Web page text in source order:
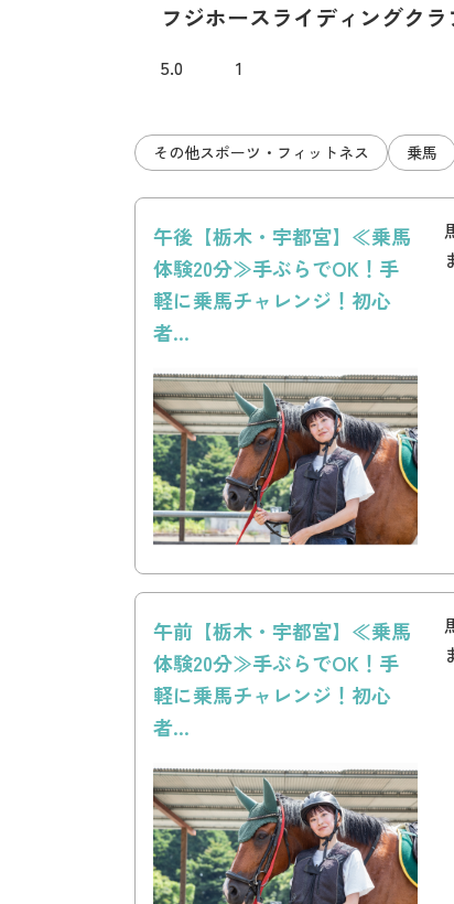
フジホースライディングクラ
その他スポーツ・フィットネス 乗馬
5.0 1
午後【栃木・宇都宮】≪乗馬
体験20分≫手ぶらでOK！手
軽に乗馬チャレンジ！初心
者...
午前【栃木・宇都宮】≪乗馬
体験20分≫手ぶらでOK！手
軽に乗馬チャレンジ！初心
者...